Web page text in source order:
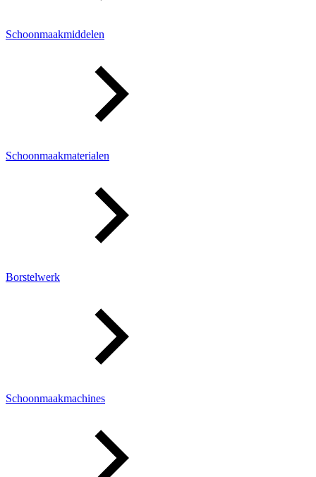
Schoonmaakmiddelen
Schoonmaakmaterialen
Borstelwerk
Schoonmaakmachines